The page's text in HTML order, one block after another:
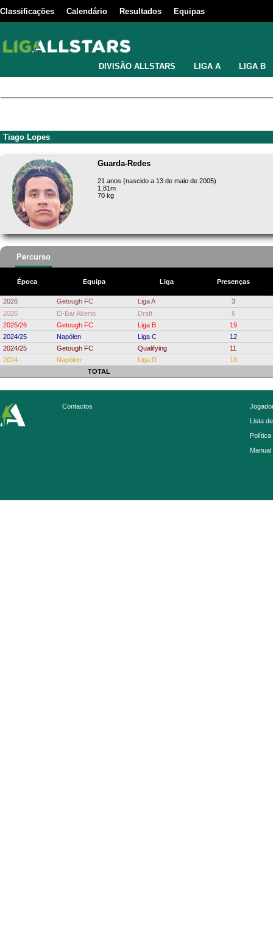
Classificações Calendário Resultados Equipas
DIVISÃO ALLSTARS LIGA A LIGA B
Tiago Lopes
Guarda-Redes
21 anos (nascido a 13 de maio de 2005)
1,81m
70 kg
Percurso
Época Equipa Liga Presenças
2026 Getough FC Liga A
3
2026
El-Bar Aberto Draft
6
2025/26
Getough FC Liga B
19
2024/25
Napólen Liga C
12
2024/25
Getough FC Qualifying
11
2024
Napólen Liga D
18
TOTAL
Contactos
Lista
Política